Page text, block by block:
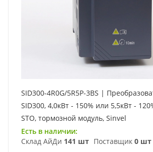
SID300-4R0G/5R5P-3BS |
SID300, 4,0кВт - 150% или 5,5кВт -
STO, тормозной модуль, Sinvel
Есть в наличии:
Склад АйДи 141 шт Поставщик 0 шт